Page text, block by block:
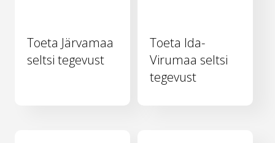
Toeta Järvamaa
seltsi tegevust
Toeta Ida-
Virumaa seltsi
tegevust